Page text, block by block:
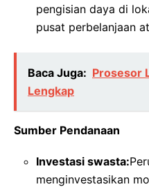
pengisian daya di
pusat perbelanjaan
Baca Juga: Prosesor
Lengkap
Sumber Pendanaan
Investasi swasta:
menginvestasikan